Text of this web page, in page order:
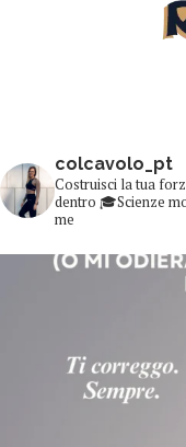
colcavolo_pt
Costruisci la tua
dentro 🎓Scienze
me